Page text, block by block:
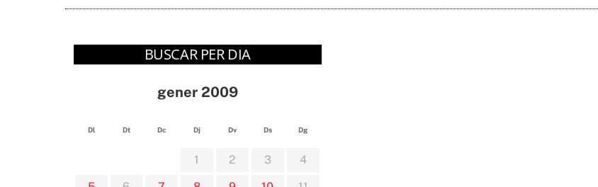
BUSCAR PER DIA
gener 2009
Dl Dt Dc Dj Dv Ds Dg
1 2 3
4